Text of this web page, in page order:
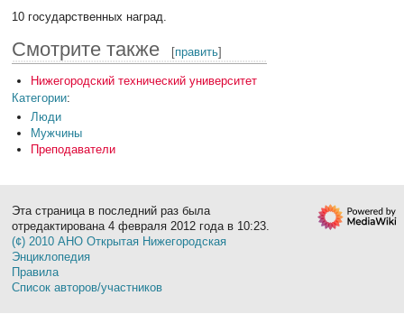
10 государственных наград.
Смотрите также [править]
Нижегородский технический университет
Категории:
Люди
Мужчины
Преподаватели
Эта страница в последний раз была
отредактирована 4 февраля 2012 года в 10:23.
(¢) 2010 АНО Открытая Нижегородская
Энциклопедия
Правила
Список авторов/участников